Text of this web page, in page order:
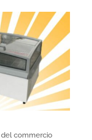
commercio